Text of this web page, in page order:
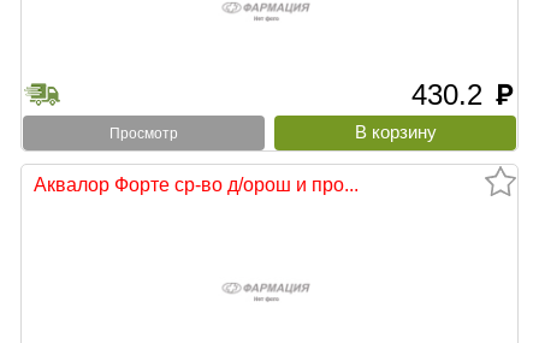
430.2 руб
Просмотр
Аквалор Форте ср-во д/орош и про...